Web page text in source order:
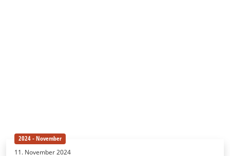
2024 - November
11. November 2024